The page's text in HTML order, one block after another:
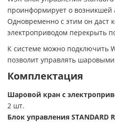
проинформирует о возникшей
Одновременно с этим он даст
электроприводом перекрыть
К системе можно подключить
позволит управлять
Комплектация
Шаровой кран с
2 шт.
Блок управления STANDARD